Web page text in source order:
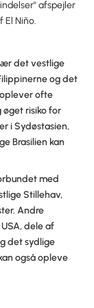
afspejler
Niño.
det vestlige
og det
ofte
risiko for
i Sydøstasien,
Brasilien kan
med
Stillehav,
Andre
dele af
det sydlige
også opleve